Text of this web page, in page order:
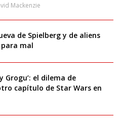
Mackenzie
de Spielberg y de aliens
mal
Grogu’: el dilema de
capítulo de Star Wars en